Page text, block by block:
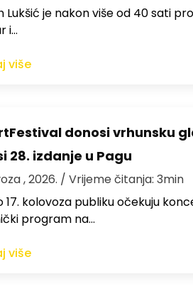
Lukšić je nakon više od 40 sati
i…
više
donosi vrhunsku
28. izdanje u Pagu
, 2026. / Vrijeme čitanja: 3min
17. kolovoza publiku očekuju
program na…
više